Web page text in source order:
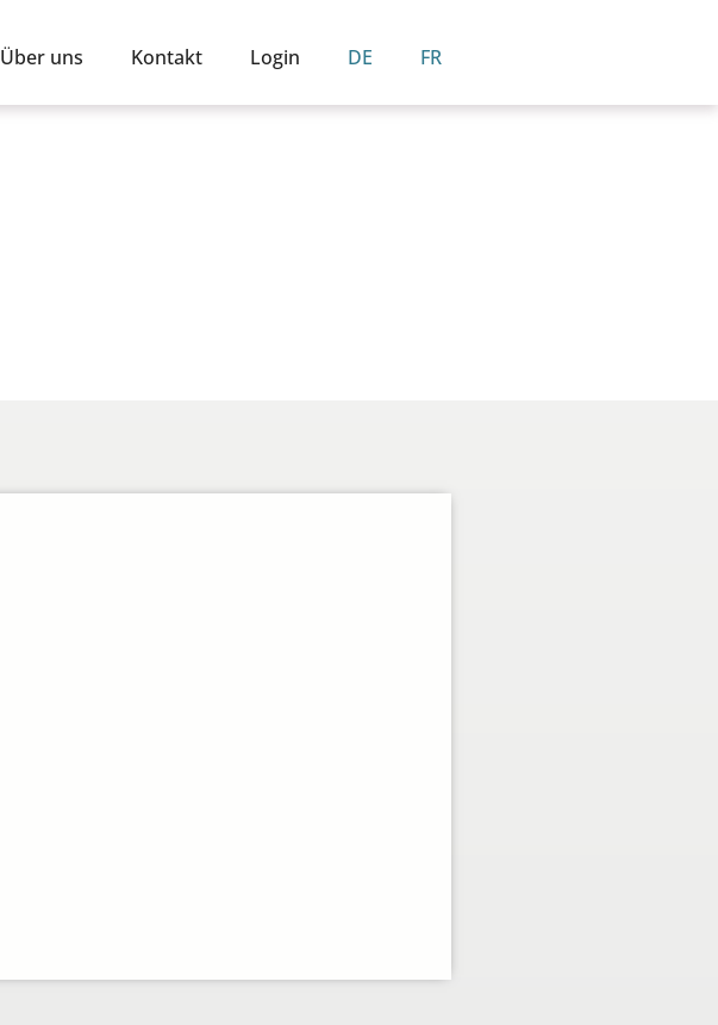
Über uns Kontakt Login DE FR